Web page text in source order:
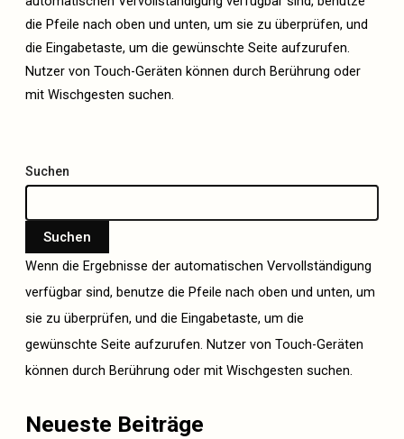
die Pfeile nach oben und unten, um sie zu überprüfen, und
die Eingabetaste, um die gewünschte Seite aufzurufen.
Nutzer von Touch-Geräten können durch Berührung oder
mit Wischgesten suchen.
Suchen
Suchen
Wenn die Ergebnisse der automatischen Vervollständigung
verfügbar sind, benutze die Pfeile nach oben und unten, um
sie zu überprüfen, und die Eingabetaste, um die
gewünschte Seite aufzurufen. Nutzer von Touch-Geräten
können durch Berührung oder mit Wischgesten suchen.
Neueste Beiträge